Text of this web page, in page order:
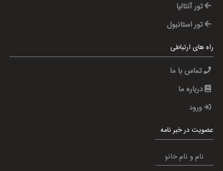
تور آنتالیا
تور استانبول
راه های ارتباطی
تماس با ما
درباره ما
ورود
عضویت در خبر نامه